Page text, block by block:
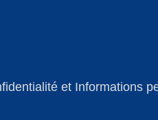
et Informations